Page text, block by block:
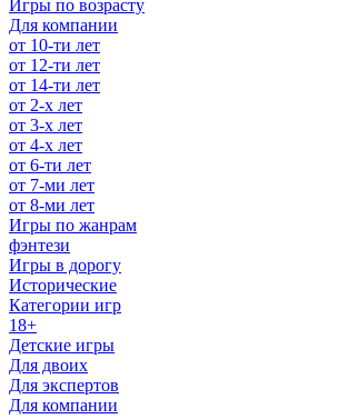
Игры по возрасту
Для компании
от 10-ти лет
от 12-ти лет
от 14-ти лет
от 2-х лет
от 3-х лет
от 4-х лет
от 6-ти лет
от 7-ми лет
от 8-ми лет
Игры по жанрам
фэнтези
Игры в дорогу
Исторические
Категории игр
18+
Детские игры
Для двоих
Для экспертов
Для компании